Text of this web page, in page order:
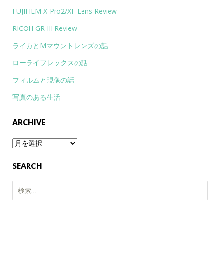
FUJIFILM X-Pro2/XF Lens Review
RICOH GR III Review
ライカとMマウントレンズの話
ローライフレックスの話
フィルムと現像の話
写真のある生活
ARCHIVE
Archive
SEARCH
索: